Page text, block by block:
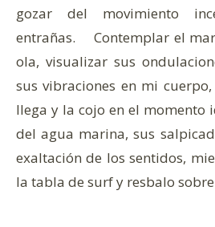
gozar del movimiento
entrañas. Contemplar el
ola, visualizar sus
sus vibraciones en mi
llega y la cojo en el momento
del agua marina, sus
exaltación de los sentidos,
la tabla de surf y resbalo